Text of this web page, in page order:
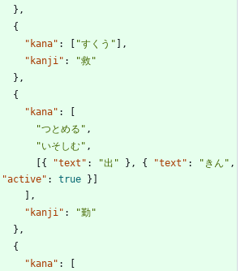
} ,
{
"kana" : "すくう"
,
"kanji" :
"救"
} ,
{
"kana" :
"つとめる" ,
"いそしむ" ,
{ "text" : "出" } , { "text" : "きん" ,
"active" : true }
,
"kanji" :
"勤"
} ,
{
"kana" :